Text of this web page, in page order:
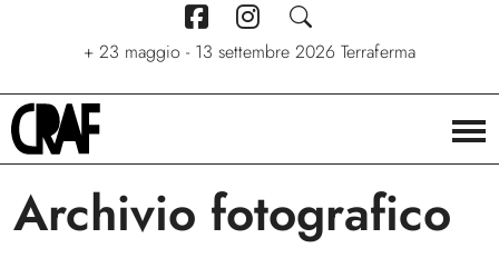
7 giugno - 6 settembre 2026 Stelle. Ritratti nel cinema di
+ 23 maggio - 13 settembre 2026 Terraferma
+ 24/04/2026 - 27/09/2026 Via per le strade
Archivio fotografico